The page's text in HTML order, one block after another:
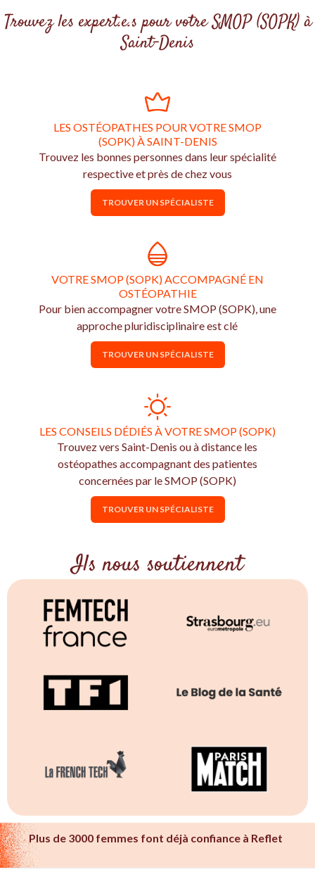
Trouvez les expert.e.s pour votre SMOP (SOPK) à
Saint-Denis
LES OSTÉOPATHES POUR VOTRE SMOP
(SOPK) À SAINT-DENIS
Trouvez les bonnes personnes dans leur spécialité
respective et près de chez vous
TROUVER UN SPÉCIALISTE
VOTRE SMOP (SOPK) ACCOMPAGNÉ EN
OSTÉOPATHIE
Pour bien accompagner votre SMOP (SOPK), une
approche pluridisciplinaire est clé
TROUVER UN SPÉCIALISTE
LES CONSEILS DÉDIÉS À VOTRE SMOP (SOPK)
Trouvez vers Saint-Denis ou à distance les
ostéopathes accompagnant des patientes
concernées par le SMOP (SOPK)
TROUVER UN SPÉCIALISTE
Ils nous soutiennent
Plus de 3000 femmes font déjà confiance à Reflet